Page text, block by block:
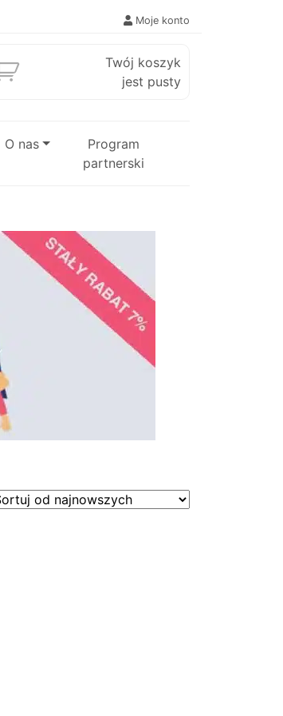
Moje konto
Twój koszyk
jest pusty
O nas
Program
partnerski